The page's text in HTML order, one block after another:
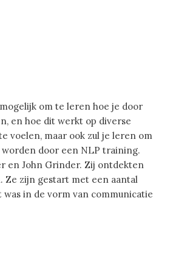
om te leren hoe je door
en hoe dit werkt op diverse
voelen, maar ook zul je leren om
door een NLP training.
en John Grinder. Zij ontdekten
Ze zijn gestart met een aantal
in de vorm van communicatie